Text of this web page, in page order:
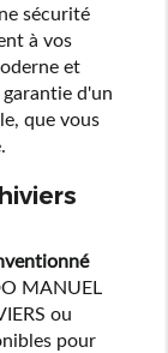
sécurité
à vos
et
d'un
que vous
MANUEL
ou
pour